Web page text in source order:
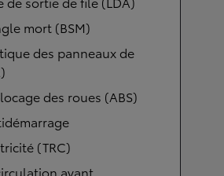
mort (BSM)
des panneaux de
des roues (ABS)
(TRC)
avant